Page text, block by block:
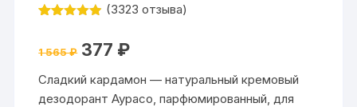
на основе
пользовате
лей
(3323 отзыва)
1 565₽ Первоначальная
цена
1
565 ₽.
377 ₽Текущая
Сладкий кардамон — натуральный кремовый
дезодорант Аурасо, парфюмированный, для